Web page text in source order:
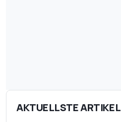
AKTUELLSTE ARTIKEL